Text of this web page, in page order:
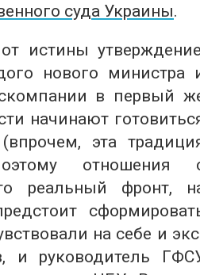
суда Украины.
истины
нового министра
в первый
начинают
эта
отношения
реальный фронт,
на себе и
и руководитель